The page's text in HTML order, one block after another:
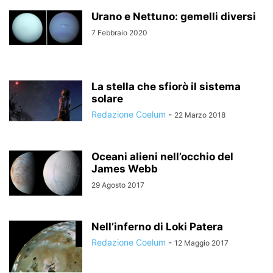
Urano e Nettuno: gemelli diversi
7 Febbraio 2020
La stella che sfiorò il sistema
solare
Redazione Coelum - 22 Marzo 2018
Oceani alieni nell’occhio del
James Webb
29 Agosto 2017
Nell’inferno di Loki Patera
Redazione Coelum - 12 Maggio 2017